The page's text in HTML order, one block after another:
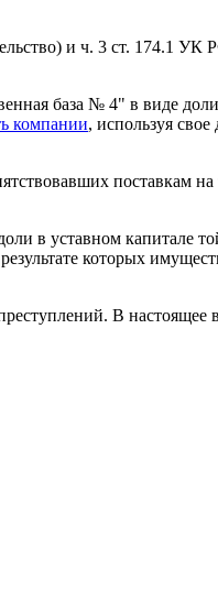
и ч. 3 ст. 174.1 УК
база № 4" в виде
компании, используя
поставкам
в уставном капитале
которых
В настоящее